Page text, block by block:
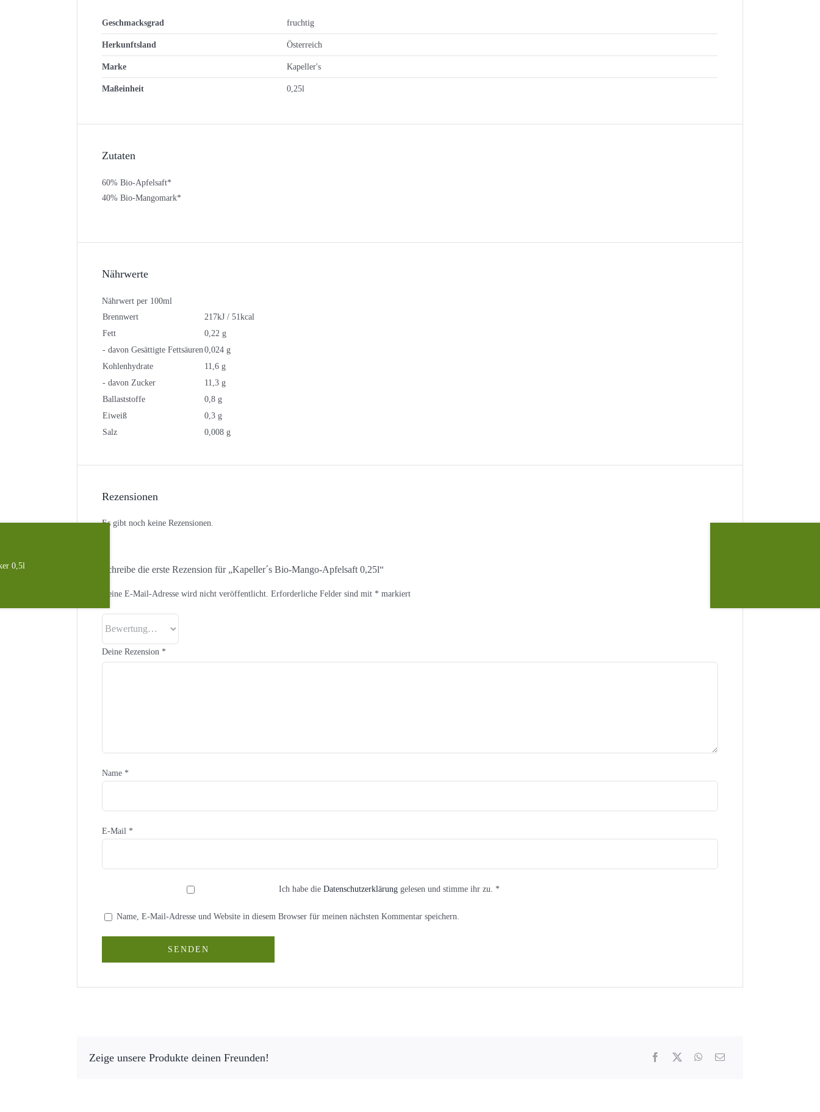
0,5l
Geschmacksgrad fruchtig
Herkunftsland Österreich
Marke Kapeller's
Maßeinheit 0,25l
Zutaten
60% Bio-Apfelsaft*
40% Bio-Mangomark*
Nährwerte
Nährwert per 100ml
Brennwert
217kJ / 51kcal
Fett
0,22 g
- davon Gesättigte Fettsäuren 0,024 g
Kohlenhydrate
11,6 g
- davon Zucker
11,3 g
Ballaststoffe
0,8 g
Eiweiß
0,3 g
Salz
0,008 g
Rezensionen
Es gibt noch keine Rezensionen.
Schreibe die erste Rezension für „Kapeller´s Bio-Mango-Apfelsaft 0,25l“
Deine E-Mail-Adresse wird nicht veröffentlicht. Erforderliche Felder sind mit * markiert
Deine Rezension *
Name *
E-Mail *
Ich habe die Datenschutzerklärunggelesen und stimme ihr zu. *
Name, E-Mail-Adresse und Website in diesem Browser für meinen nächsten Kommentar speichern.
Zeige unsere Produkte deinen Freunden!